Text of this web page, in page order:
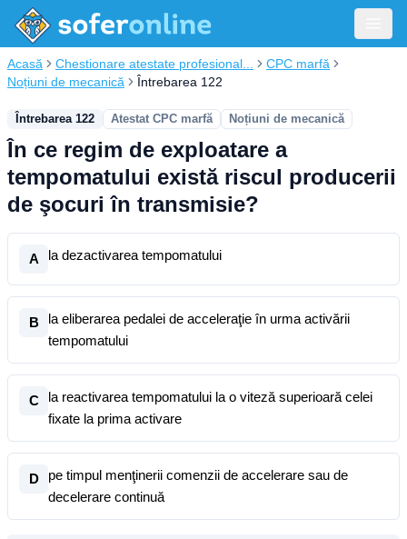
Acasă Chestionare atestate profesional...
CPC marfă
Noțiuni de mecanică
Întrebarea 122
Întrebarea 122 Atestat CPC marfă Noțiuni de mecanică
În ce regim de exploatare a
tempomatului există riscul producerii
de şocuri în transmisie?
A la dezactivarea tempomatului
B
la eliberarea pedalei de acceleraţie în urma activării
tempomatului
C
la reactivarea tempomatului la o viteză superioară celei
fixate la prima activare
D
pe timpul menţinerii comenzii de accelerare sau de
decelerare continuă